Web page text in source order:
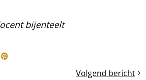
bijenteelt
Pinterest
Volgend bericht